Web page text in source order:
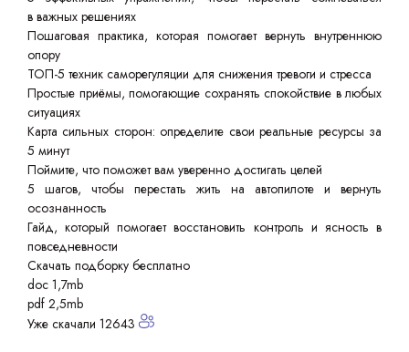
в важных решениях
Пошаговая практика, которая помогает вернуть внутреннюю
опору
ТОП-5 техник саморегуляции для снижения тревоги и стресса
Простые приёмы, помогающие сохранять спокойствие в любых
ситуациях
Карта сильных сторон: определите свои реальные ресурсы за
5 минут
Поймите, что поможет вам уверенно достигать целей
5 шагов, чтобы перестать жить на автопилоте и вернуть
осознанность
Гайд, который помогает восстановить контроль и ясность в
повседневности
Скачать подборку бесплатно
doc 1,7mb
pdf 2,5mb
Уже скачали 12643